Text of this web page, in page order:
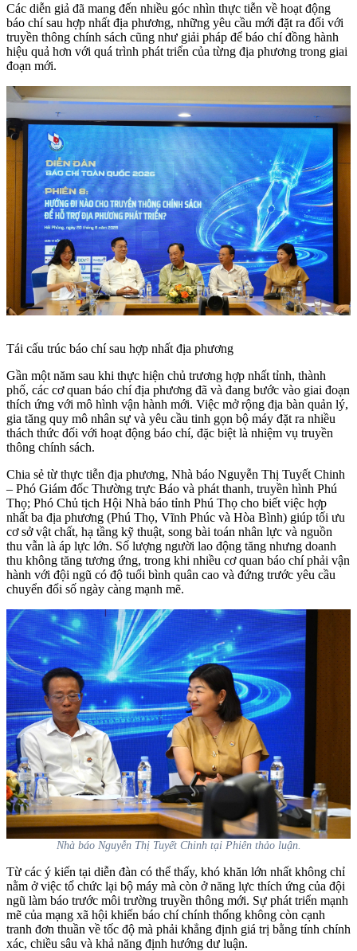
Các diễn giả đã mang đến nhiều góc nhìn thực tiễn về hoạt động
báo chí sau hợp nhất địa phương, những yêu cầu mới đặt ra đối với
truyền thông chính sách cũng như giải pháp để báo chí đồng hành
hiệu quả hơn với quá trình phát triển của từng địa phương trong giai
đoạn mới.
Tái cấu trúc báo chí sau hợp nhất địa phương
Gần một năm sau khi thực hiện chủ trương hợp nhất tỉnh, thành
phố, các cơ quan báo chí địa phương đã và đang bước vào giai đoạn
thích ứng với mô hình vận hành mới. Việc mở rộng địa bàn quản lý,
gia tăng quy mô nhân sự và yêu cầu tinh gọn bộ máy đặt ra nhiều
thách thức đối với hoạt động báo chí, đặc biệt là nhiệm vụ truyền
thông chính sách.
Chia sẻ từ thực tiễn địa phương, Nhà báo Nguyễn Thị Tuyết Chinh
– Phó Giám đốc Thường trực Báo và phát thanh, truyền hình Phú
Thọ; Phó Chủ tịch Hội Nhà báo tỉnh Phú Thọ cho biết việc hợp
nhất ba địa phương (Phú Thọ, Vĩnh Phúc và Hòa Bình) giúp tối ưu
cơ sở vật chất, hạ tầng kỹ thuật, song bài toán nhân lực và nguồn
thu vẫn là áp lực lớn. Số lượng người lao động tăng nhưng doanh
thu không tăng tương ứng, trong khi nhiều cơ quan báo chí phải vận
hành với đội ngũ có độ tuổi bình quân cao và đứng trước yêu cầu
chuyển đổi số ngày càng mạnh mẽ.
Nhà báo Nguyễn Thị Tuyết Chinh tại Phiên thảo luận.
Từ các ý kiến tại diễn đàn có thể thấy, khó khăn lớn nhất không chỉ
nằm ở việc tổ chức lại bộ máy mà còn ở năng lực thích ứng của đội
ngũ làm báo trước môi trường truyền thông mới. Sự phát triển mạnh
mẽ của mạng xã hội khiến báo chí chính thống không còn cạnh
tranh đơn thuần về tốc độ mà phải khẳng định giá trị bằng tính chính
xác, chiều sâu và khả năng định hướng dư luận.